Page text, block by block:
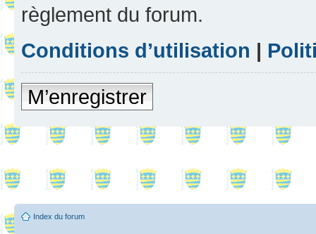
règlement du forum.
Conditions d’utilisation |
M’enregistrer
Index du forum